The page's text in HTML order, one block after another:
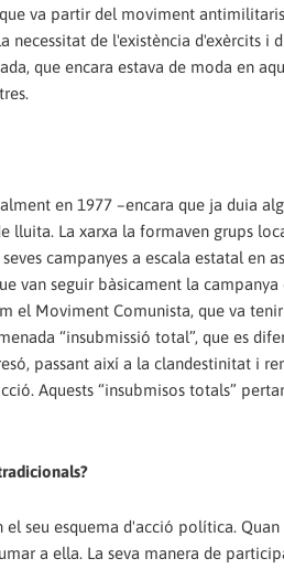
va partir del moviment
necessitat de l'existència d'exèrcits i
que encara estava de moda en
en 1977 –encara que ja duia
lluita. La xarxa la formaven grups
campanyes a escala estatal en
van seguir bàsicament la campanya
el Moviment Comunista, que va
“insubmissió total”, que es
passant així a la clandestinitat i
Aquests “insubmisos totals”
seu esquema d'acció política. Quan
a ella. La seva manera de